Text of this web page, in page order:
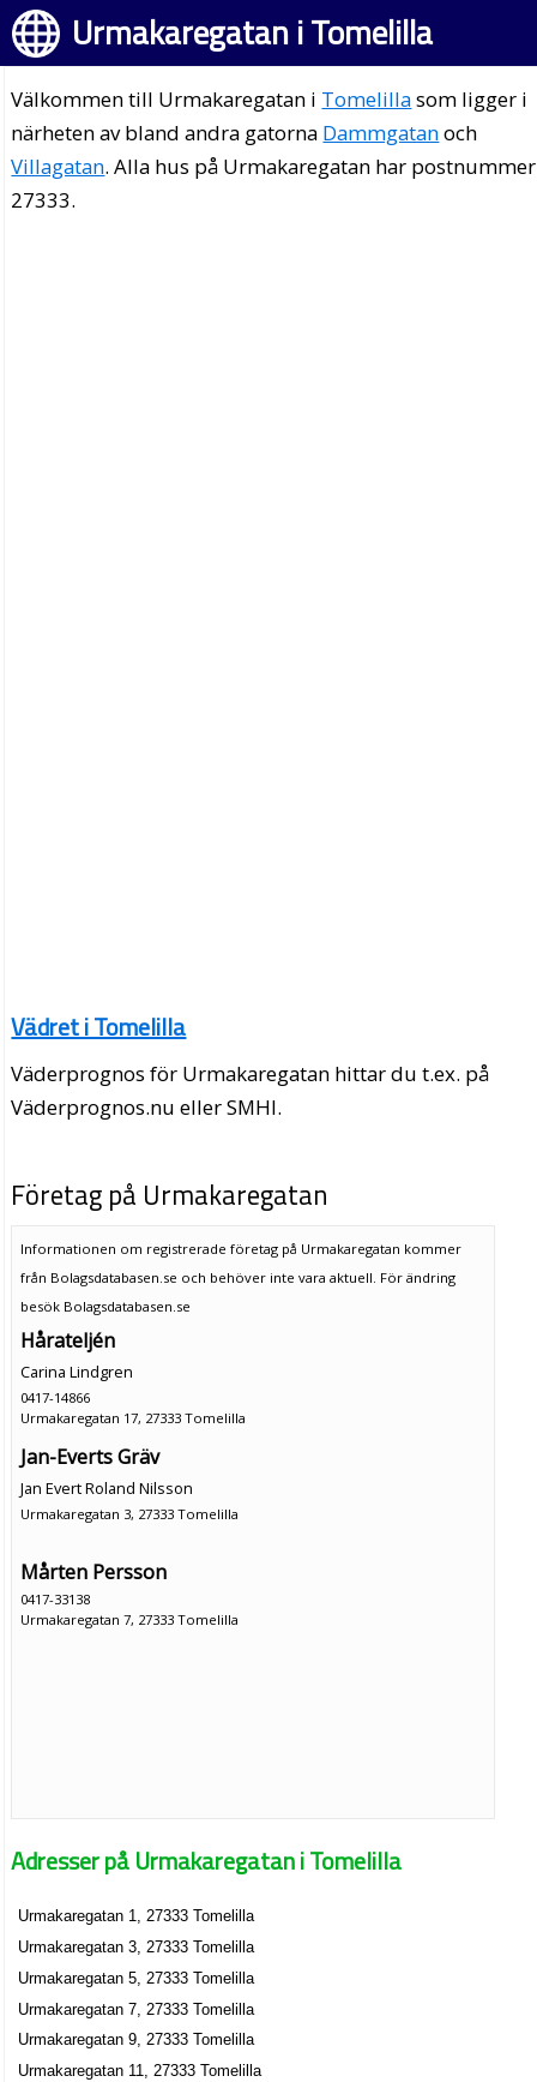
Urmakaregatan i Tomelilla
Välkommen till Urmakaregatan i Tomelillasom ligger i
närheten av bland andra gatorna Dammgatanoch
Villagatan. Alla hus på Urmakaregatan har postnummer
27333.
Vädret i Tomelilla
Väderprognos för Urmakaregatan hittar du t.ex. på
Väderprognos.nu eller SMHI.
Företag på Urmakaregatan
Informationen om registrerade företag på Urmakaregatan kommer
från Bolagsdatabasen.se och behöver inte vara aktuell. För ändring
besök Bolagsdatabasen.se
Hårateljén
Carina Lindgren
0417-14866
Urmakaregatan 17, 27333 Tomelilla
Jan-Everts Gräv
Jan Evert Roland Nilsson
Urmakaregatan 3, 27333 Tomelilla
Mårten Persson
0417-33138
Urmakaregatan 7, 27333 Tomelilla
Adresser på Urmakaregatan i Tomelilla
Urmakaregatan 1, 27333 Tomelilla
Urmakaregatan 3, 27333 Tomelilla
Urmakaregatan 5, 27333 Tomelilla
Urmakaregatan 7, 27333 Tomelilla
Urmakaregatan 9, 27333 Tomelilla
Urmakaregatan 11, 27333 Tomelilla